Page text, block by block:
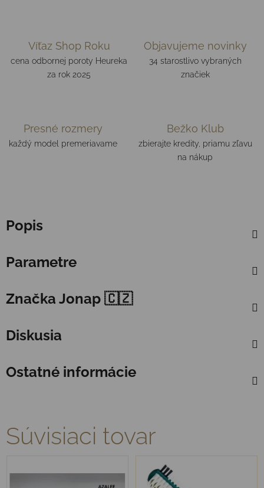
Víťaz Shop Roku
cena odbornej poroty Heureka
za rok 2025
Objavujeme novinky
34 starostlivo vybraných
značiek
Presné rozmery
každý model premeriavame
Bežko Klub
zbierajte kredity, priamu zľavu
na nákup
Popis
Parametre
Značka Jonap 🇨🇿
Diskusia
Ostatné informácie
Súvisiaci tovar